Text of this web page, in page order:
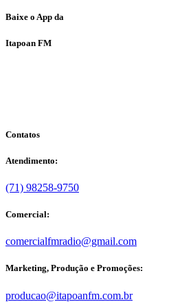
Baixe o App da
Itapoan FM
Contatos
Atendimento:
(71) 98258-9750
Comercial:
comercialfmradio@gmail.com
Marketing, Produção e Promoções:
producao@itapoanfm.com.br